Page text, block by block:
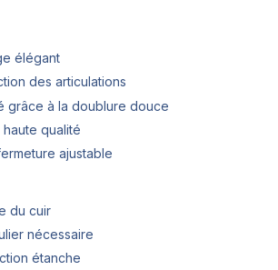
élégant
des articulations
grâce à la doublure douce
qualité
ajustable
du cuir
nécessaire
étanche